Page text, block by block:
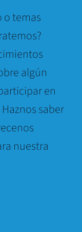
o temas
algún
en
saber
nuestra